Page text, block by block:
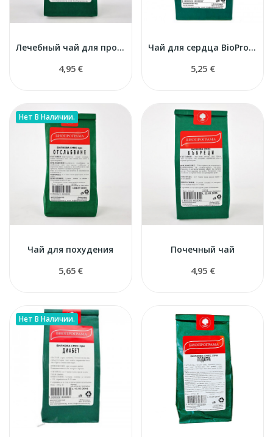
Лечебный чай для простаты
4,95 €
Чай для сердца BioProgramma
5,25 €
Нет В Наличии.
Чай для похудения
5,65 €
Почечный чай
4,95 €
Нет В Наличии.